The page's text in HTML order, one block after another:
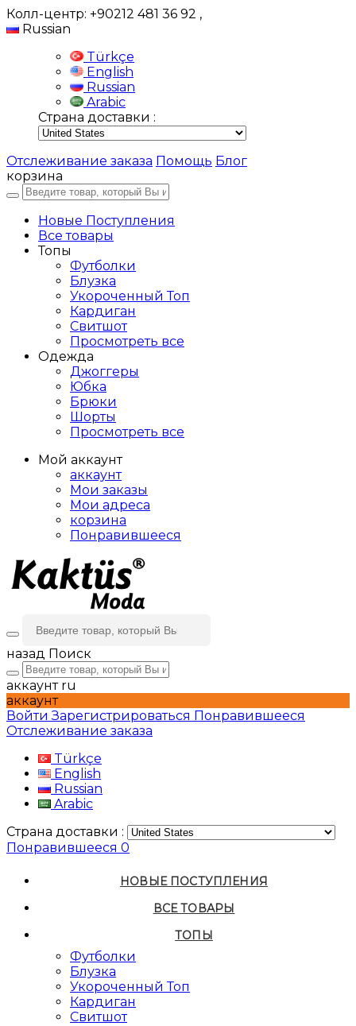
Колл-центр: +90212 481 36 92 ,
Russian
Türkçe
English
Russian
Arabic
Страна доставки :
Отслеживание заказа Помощь Блог
корзина
Новые Поступления
Все товары
Топы
Футболки
Блузка
Укороченный Топ
Кардиган
Свитшот
Просмотреть все
Одежда
Джоггеры
Юбка
Брюки
Шорты
Просмотреть все
Мой аккаунт
аккаунт
Мои заказы
Мои адреса
корзина
Понравившееся
назад Поиск
аккаунт ru
аккаунт
ВойтиЗарегистрироваться Понравившееся
Отслеживание заказа
Türkçe
English
Russian
Arabic
Страна доставки :
Понравившееся 0
НОВЫЕ ПОСТУПЛЕНИЯ
ВСЕ ТОВАРЫ
ТОПЫ
Футболки
Блузка
Укороченный Топ
Кардиган
Свитшот